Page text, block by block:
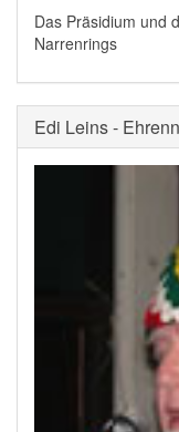
Das Präsidium und
Narrenrings
Edi Leins -